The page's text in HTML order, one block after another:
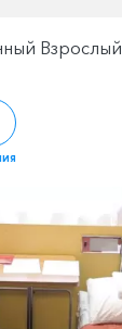
Взрослый